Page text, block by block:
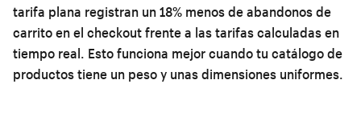
tarifa plana registran un 18% menos de abandonos de
carrito en el checkout frente a las tarifas calculadas en
tiempo real. Esto funciona mejor cuando tu catálogo de
productos tiene un peso y unas dimensiones uniformes.